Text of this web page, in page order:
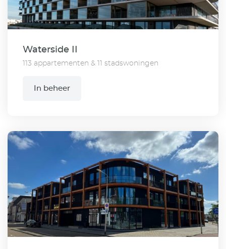
Waterside II
113 appartementen & 11 stadswoningen
In beheer